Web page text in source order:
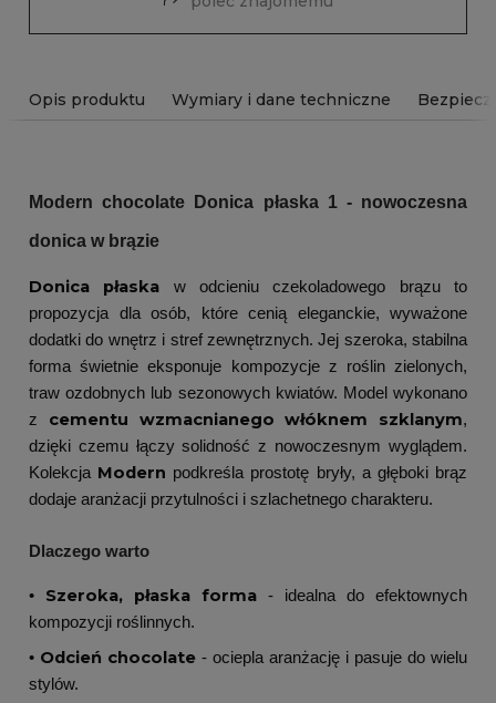
Opis produktu Wymiary i dane techniczne
Modern chocolate Donica płaska 1 - nowoczesna
donica w brązie
Donica płaska w odcieniu czekoladowego brązu to
propozycja dla osób, które cenią eleganckie, wyważone
dodatki do wnętrz i stref zewnętrznych. Jej szeroka, stabilna
forma świetnie eksponuje kompozycje z roślin zielonych,
traw ozdobnych lub sezonowych kwiatów. Model wykonano
z cementu wzmacnianego włóknem szklanym,
dzięki czemu łączy solidność z nowoczesnym wyglądem.
Kolekcja Modern podkreśla prostotę bryły, a głęboki brąz
dodaje aranżacji przytulności i szlachetnego charakteru.
Dlaczego warto
• Szeroka, płaska forma - idealna do efektownych
kompozycji roślinnych.
• Odcień chocolate - ociepla aranżację i pasuje do wielu
stylów.